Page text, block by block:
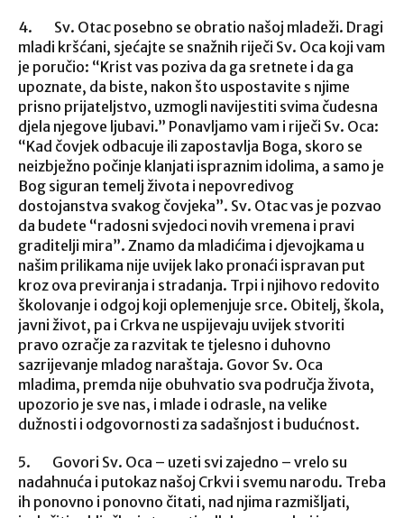
4. Sv. Otac posebno se obratio našoj mladeži. Dragi
mladi kršćani, sjećajte se snažnih riječi Sv. Oca koji vam
je poručio: “Krist vas poziva da ga sretnete i da ga
upoznate, da biste, nakon što uspostavite s njime
prisno prijateljstvo, uzmogli navijestiti svima čudesna
djela njegove ljubavi.” Ponavljamo vam i riječi Sv. Oca:
“Kad čovjek odbacuje ili zapostavlja Boga, skoro se
neizbježno počinje klanjati ispraznim idolima, a samo je
Bog siguran temelj života i nepovredivog
dostojanstva svakog čovjeka”. Sv. Otac vas je pozvao
da budete “radosni svjedoci novih vremena i pravi
graditelji mira”. Znamo da mladićima i djevojkama u
našim prilikama nije uvijek lako pronaći ispravan put
kroz ova previranja i stradanja. Trpi i njihovo redovito
školovanje i odgoj koji oplemenjuje srce. Obitelj, škola,
javni život, pa i Crkva ne uspijevaju uvijek stvoriti
pravo ozračje za razvitak te tjelesno i duhovno
sazrijevanje mladog naraštaja. Govor Sv. Oca
mladima, premda nije obuhvatio sva područja života,
upozorio je sve nas, i mlade i odrasle, na velike
dužnosti i odgovornosti za sadašnjost i budućnost.
5. Govori Sv. Oca – uzeti svi zajedno – vrelo su
nadahnuća i putokaz našoj Crkvi i svemu narodu. Treba
ih ponovno i ponovno čitati, nad njima razmišljati,